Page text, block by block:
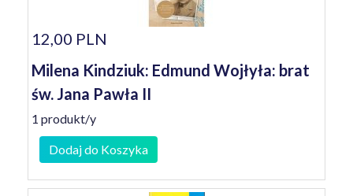
12,00 PLN
Milena Kindziuk: Edmund Wojłyła: brat
św. Jana Pawła II
1 produkt/y
Dodaj do Koszyka